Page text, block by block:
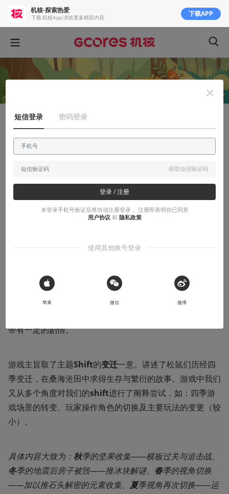
BOOOM参赛游戏《季迁》想讲的故事
季迁物语
《季迁-SeasonShift》 是我们CultlessGame（不懂游
小组今年九月参与机核BOOOM活动期间制作的横板跳
带有一定的剧情。
游戏主旨取了主题Shift的变迁一意。讲述了松鼠们历经四
季变迁，在桑海沧田中求得生存与繁衍的故事。游戏中我们
又从多个角度对我们的shift进行了阐释尝试，如：四季游
戏场景的转变、玩家操作角色的切换及主要玩法的变更（较
小）。
具体内容大致为： 秋季的坚果收集——横板过关与追击战、
冬季的地震后房子被毁——推冰块解谜、 春季的视角切换
——加以推石头解密的元素收集、 夏季视角再次切换——运
机核-探索热爱
下载 机核App 浏览更多精彩内容 下载APP
短信登录 密码登录
获取短信验证码
登录 / 注册
未登录手机号验证后将自动注册登录， 注册即表明你已同意
用户协议 和 隐私政策
使用其他账号登录
 Sign in with Apple
苹果 微信 微博